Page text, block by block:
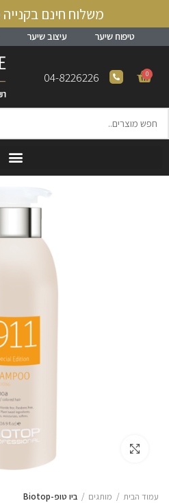
משלוח חינם בקנייה מעל
טיפוח שיער עיצוב שיער
0
04-8226226
עמוד הבית מותגים ביו טופ-Biotop